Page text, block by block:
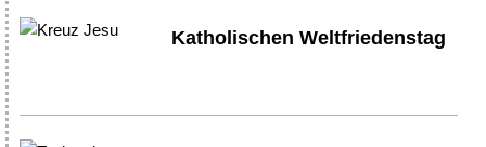
Katholischen Weltfriedenstag